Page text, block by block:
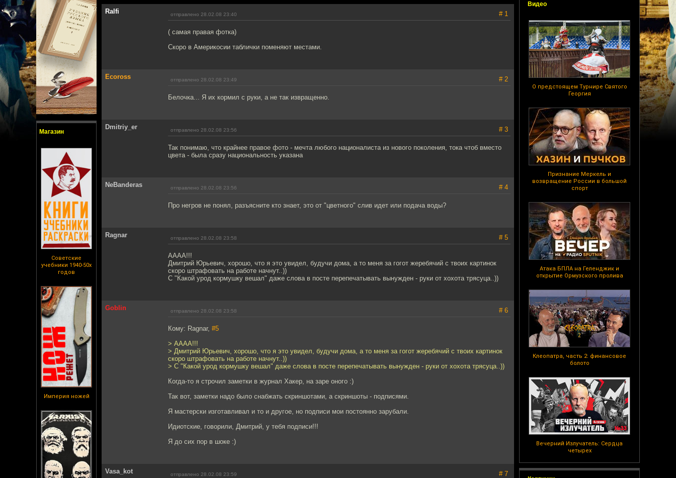
Магазин
Советские
учебники 1940-50х
годов
Империя ножей
Видео
О предстоящем Турнире Святого
Георгия
Признание Меркель и
возвращение России в большой
спорт
Атака БПЛА на Геленджик и
открытие Ормузского пролива
Клеопатра, часть 2: финансовое
болото
Вечерний Излучатель: Сердца
четырех
Ralfi отправлено 28.02.08 23:40 # 1
( самая правая фотка)
Скоро в Америкосии таблички поменяют местами.
Ecoross отправлено 28.02.08 23:49 # 2
Белочка... Я их кормил с руки, а не так извращенно.
Dmitriy_er отправлено 28.02.08 23:56 # 3
Так понимаю, что крайнее правое фото - мечта любого националиста из нового поколения, тока чтоб вместо
цвета - была сразу национальность указана
NeBanderas отправлено 28.02.08 23:56 # 4
Про негров не понял, разъясните кто знает, это от "цветного" слив идет или подача воды?
Ragnar отправлено 28.02.08 23:58 # 5
АААА!!!
Дмитрий Юрьевич, хорошо, что я это увидел, будучи дома, а то меня за гогот жеребячий с твоих картинок
скоро штрафовать на работе начнут..))
С "Какой урод кормушку вешал" даже слова в посте перепечатывать вынужден - руки от хохота трясуца..))
Goblin отправлено 28.02.08 23:58 # 6
Кому: Ragnar, #5
> АААА!!!
> Дмитрий Юрьевич, хорошо, что я это увидел, будучи дома, а то меня за гогот жеребячий с твоих картинок
скоро штрафовать на работе начнут..))
> С "Какой урод кормушку вешал" даже слова в посте перепечатывать вынужден - руки от хохота трясуца..))
Когда-то я строчил заметки в журнал Хакер, на заре оного :)
Так вот, заметки надо было снабжать скриншотами, а скриншоты - подписями.
Я мастерски изготавливал и то и другое, но подписи мои постоянно зарубали.
Идиотские, говорили, Дмитрий, у тебя подписи!!!
Я до сих пор в шоке :)
Vasa_kot отправлено 28.02.08 23:59 # 7